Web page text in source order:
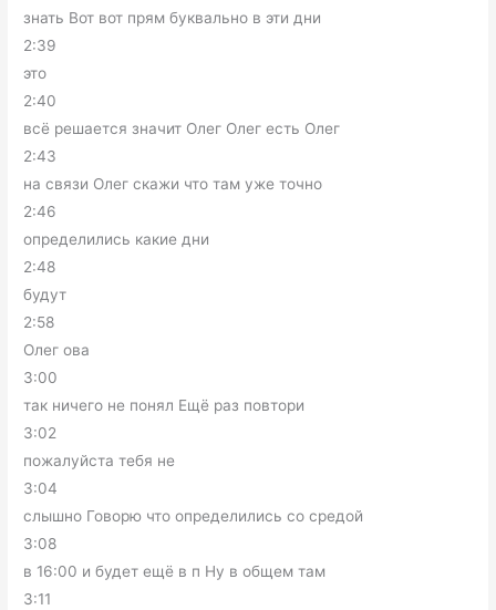
знать Вот вот прям буквально в эти дни
2:39
это
2:40
всё решается значит Олег Олег есть Олег
2:43
на связи Олег скажи что там уже точно
2:46
определились какие дни
2:48
будут
2:58
Олег ова
3:00
так ничего не понял Ещё раз повтори
3:02
пожалуйста тебя не
3:04
слышно Говорю что определились со средой
3:08
в 16:00 и будет ещё в п Ну в общем там
3:11